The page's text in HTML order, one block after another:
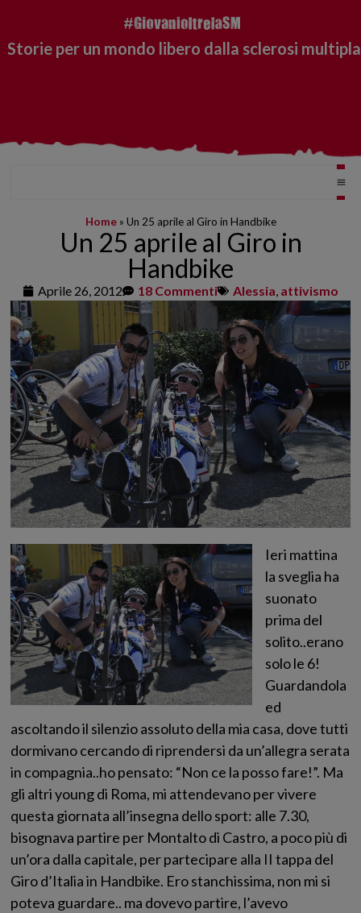
Storie per un mondo libero dalla sclerosi multipla
Home» Un 25 aprile al Giro in Handbike
Un 25 aprile al Giro in
Handbike
Aprile 26, 2012 18 Commenti Alessia, attivismo
Ieri mattina
la sveglia ha
suonato
prima del
solito..erano
solo le 6!
Guardandola
ed
ascoltando il silenzio assoluto della mia casa, dove tutti
dormivano cercando di riprendersi da un’allegra serata
in compagnia..ho pensato: “Non ce la posso fare!”. Ma
gli altri young di Roma, mi attendevano per vivere
questa giornata all’insegna dello sport: alle 7.30,
bisognava partire per Montalto di Castro, a poco più di
un’ora dalla capitale, per partecipare alla II tappa del
Giro d’Italia in Handbike. Ero stanchissima, non mi si
poteva guardare.. ma dovevo partire, l’avevo